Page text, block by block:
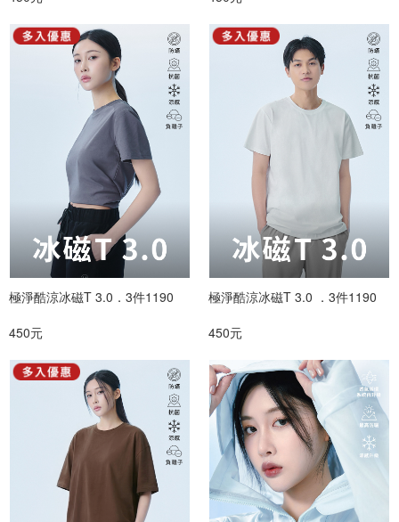
極淨酷涼冰磁T 3.0．3件1190
450元
極淨酷涼冰磁T 3.0 ．3件1190
450元